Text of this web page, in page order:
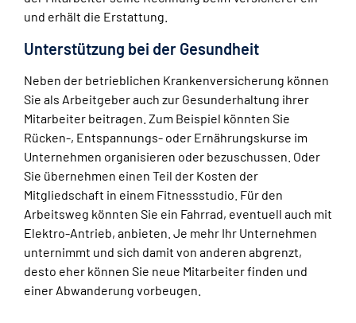
und erhält die Erstattung.
Unterstützung bei der Gesundheit
Neben der betrieblichen Krankenversicherung können
Sie als Arbeitgeber auch zur Gesunderhaltung ihrer
Mitarbeiter beitragen. Zum Beispiel könnten Sie
Rücken-, Entspannungs- oder Ernährungskurse im
Unternehmen organisieren oder bezuschussen. Oder
Sie übernehmen einen Teil der Kosten der
Mitgliedschaft in einem Fitnessstudio. Für den
Arbeitsweg könnten Sie ein Fahrrad, eventuell auch mit
Elektro-Antrieb, anbieten. Je mehr Ihr Unternehmen
unternimmt und sich damit von anderen abgrenzt,
desto eher können Sie neue Mitarbeiter finden und
einer Abwanderung vorbeugen.